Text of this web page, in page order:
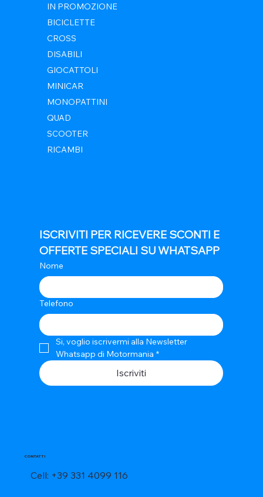
IN PROMOZIONE
BICICLETTE
CROSS
DISABILI
GIOCATTOLI
MINICAR
MONOPATTINI
QUAD
SCOOTER
RICAMBI
CONTATTI
Cell: +39 331 4099 116
ISCRIVITI PER RICEVERE SCONTI E
OFFERTE SPECIALI SU WHATSAPP
Nome
Telefono
Si, voglio iscrivermi alla Newsletter
Whatsapp di Motormania *
Iscriviti